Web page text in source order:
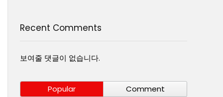
Recent Comments
보여줄 댓글이 없습니다.
Popular Comment